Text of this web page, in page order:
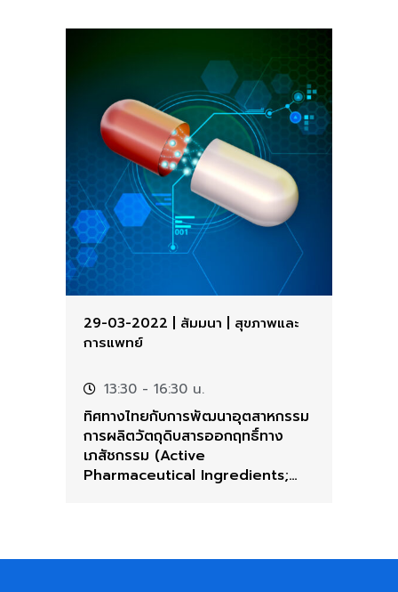
29-03-2022 สัมมนา
สุขภาพและ
การแพทย์
13:30 - 16:30 น.
ทิศทางไทยกับการพัฒนาอุตสาหกรรม
การผลิตวัตถุดิบสารออกฤทธิ์ทาง
เภสัชกรรม (Active
Pharmaceutical Ingredients;